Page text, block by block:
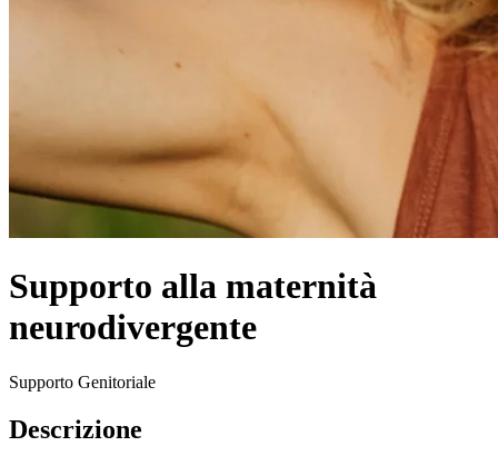
Supporto alla maternità
neurodivergente
Supporto Genitoriale
Descrizione